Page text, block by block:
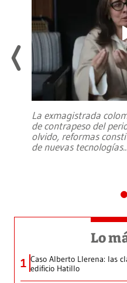
La exmagistrada
de contrapeso del
olvido, reformas
de nuevas tecnologías
Lo
1 Caso Alberto Llerena: las
edificio Hatillo